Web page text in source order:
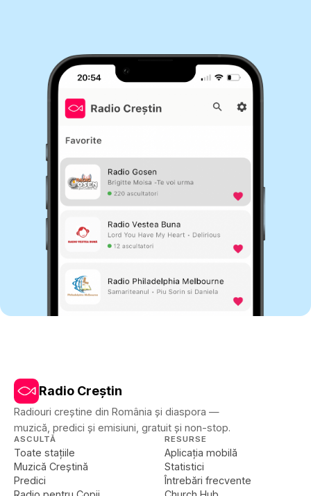
Radio Creștin
Radiouri creștine din România și diaspora —
muzică, predici și emisiuni, gratuit și non-stop.
ASCULTĂ
Toate stațiile
Muzică Creștină
Predici
RESURSE
Aplicația mobilă
Statistici
Întrebări frecvente